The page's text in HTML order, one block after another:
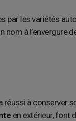
par les variétés
à l’envergure
à conserver
en extérieur, font